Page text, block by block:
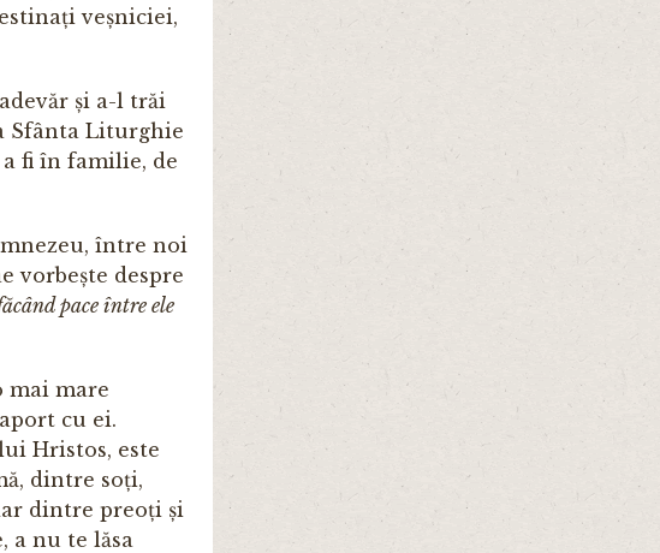
veșniciei,
și a-l trăi
Sfânta Liturghie
fi în familie, de
între noi
vorbește despre
pace între ele
mai mare
cu ei.
Hristos, este
dintre soți,
din­tre preoți și
a nu te lăsa